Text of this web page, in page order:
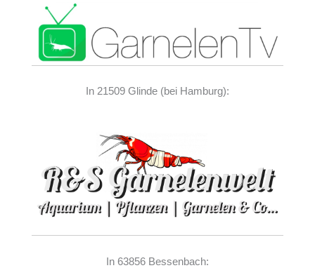
In 21509 Glinde (bei Hamburg):
In 63856 Bessenbach: